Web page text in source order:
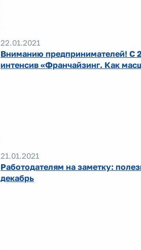
22.01.2021
Вниманию предпринимателей! С
интенсив «Франчайзинг. Как
21.01.2021
Работодателям на заметку:
декабрь